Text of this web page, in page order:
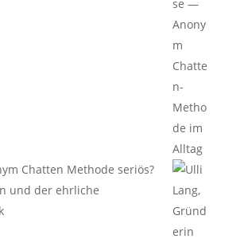
Chatten Methode seriös?
und der ehrliche